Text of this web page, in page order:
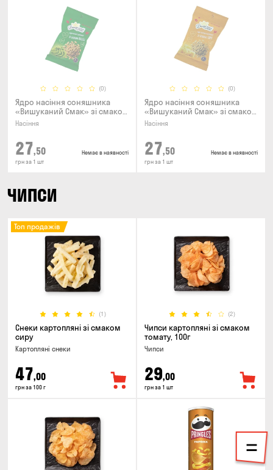
(0)
Ядро насіння соняшника
«Вишуканий Смак» зі смаком
васабі, 80г
Насіння
27,50
грн за 1 шт
Немає в наявності
(0)
Ядро насіння соняшника
«Вишуканий Смак» зі смаком
сиру, 80г
Насіння
27,50
грн за 1 шт
Немає в наявності
ЧИПСИ
(1)
Топ продажів
Снеки картопляні зі смаком
сиру
Картопляні снеки
47,00
грн за 100 г
(2)
Чипси картопляні зі смаком
томату, 100г
Чипси
29,00
грн за 1 шт